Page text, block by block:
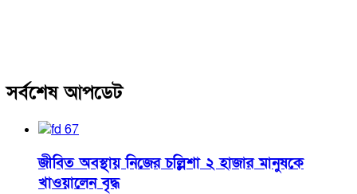
সর্বশেষ আপডেট
জীবিত অবস্থায় নিজের চল্লিশা ২ হাজার মানুষকে
খাওয়ালেন বৃদ্ধ